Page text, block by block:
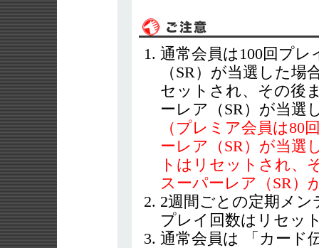
通常会員は100回プ
（SR）が当選した
セットされ、その後
ーレア（SR）が当選
（プレミア会員は80
ーレア（SR）が当選
トはリセットされ、
スーパーレア（SR）
2週間ごとの定期メ
プレイ回数はリセッ
通常会員は 「カード